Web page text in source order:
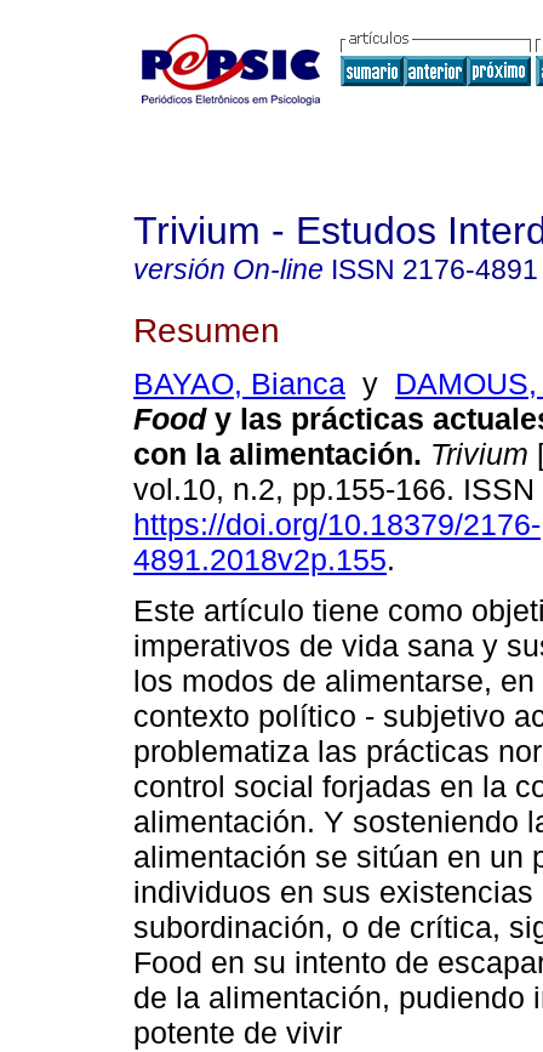
Trivium - Estudos
versión On-line ISSN 2176-4891
Resumen
BAYAO, Bianca y
Foody las prácticas
con la alimentación. Trivium
vol.10, n.2, pp.155-166.
https://doi.org/10.18379/2176-
4891.2018v2p.155.
Este artículo tiene como
imperativos de vida sana y
los modos de alimentarse,
contexto político - subjetivo
problematiza las prácticas
control social forjadas en la
alimentación. Y sosteniendo
alimentación se sitúan en un
individuos en sus
subordinación, o de crítica,
Food en su intento de
de la alimentación, pudiendo
potente de vivir